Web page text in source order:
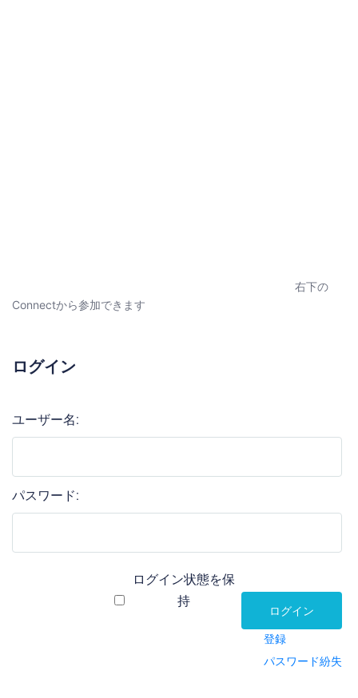
右下の
Connectから参加できます
ログイン
ユーザー名:
パスワード:
ログイン状態を保
持
ログイン
登録
パスワード紛失